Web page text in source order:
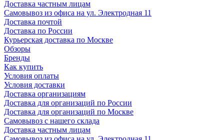
Доставка частным лицам
Самовывоз из офиса на ул. Электродная 11
Доставка почтой
Доставка по России
Курьерская доставка по Москве
Обзоры
Бренды
Как купить
Условия оплаты
Условия доставки
Доставка организациям
Доставка для организаций по России
Доставка для организаций по Москве
Самовывоз с нашего склада
Доставка частным лицам